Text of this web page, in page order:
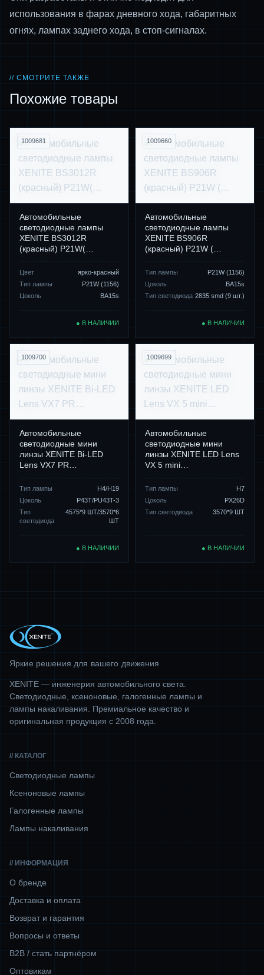
использования в фарах дневного хода, габаритных
огнях, лампах заднего хода, в стоп-сигналах.
// СМОТРИТЕ ТАКЖЕ
Похожие товары
1009681
Автомобильные
светодиодные лампы
XENITE BS3012R
(красный) P21W(…
Цвет
ярко-красный
Тип лампы
P21W (1156)
Цоколь
BA15s
● В НАЛИЧИИ
1009660
Автомобильные
светодиодные лампы
XENITE BS906R
(красный) P21W (…
Тип лампы
P21W (1156)
Цоколь
BА15s
Тип светодиода 2835 smd (9 шт.)
● В НАЛИЧИИ
1009700
Автомобильные
светодиодные мини
линзы XENITE Bi-LED
Lens VX7 PR…
Тип лампы
H4/H19
Цоколь
P43T/PU43T-3
Тип
светодиода
4575*9 ШТ/3570*6
ШТ
● В НАЛИЧИИ
1009699
Автомобильные
светодиодные мини
линзы XENITE LED Lens
VX 5 mini…
Тип лампы
H7
Цоколь
PX26D
Тип светодиода
3570*9 ШТ
● В НАЛИЧИИ
Яркие решения для вашего движения
XENITE — инженерия автомобильного света.
Светодиодные, ксеноновые, галогенные лампы и
лампы накаливания. Премиальное качество и
оригинальная продукция с 2008 года.
// КАТАЛОГ
Светодиодные лампы
Ксеноновые лампы
Галогенные лампы
Лампы накаливания
// ИНФОРМАЦИЯ
О бренде
Доставка и оплата
Возврат и гарантия
Вопросы и ответы
B2B / стать партнёром
Оптовикам